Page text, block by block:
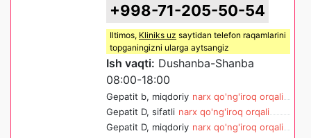
+998-71-205-50-54
Iltimos, Kliniks uz saytidan telefon raqamlarini
topganingizni ularga aytsangiz
Ish vaqti: Dushanba-Shanba
08:00-18:00
Gepatit b, miqdoriy narx qo'ng'iroq orqali
Gepatit D, sifatli narx qo'ng'iroq orqali
Gepatit D, miqdoriy narx qo'ng'iroq orqali